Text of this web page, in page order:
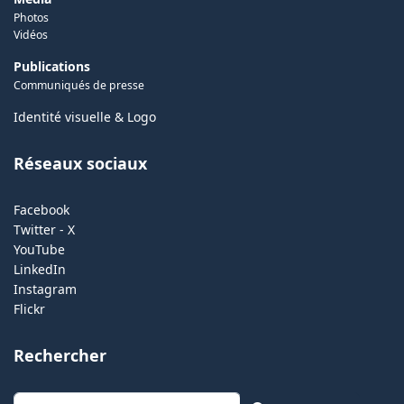
Photos
Vidéos
Publications
Communiqués de presse
Identité visuelle & Logo
Réseaux sociaux
Facebook
Twitter - X
YouTube
LinkedIn
Instagram
Flickr
Rechercher